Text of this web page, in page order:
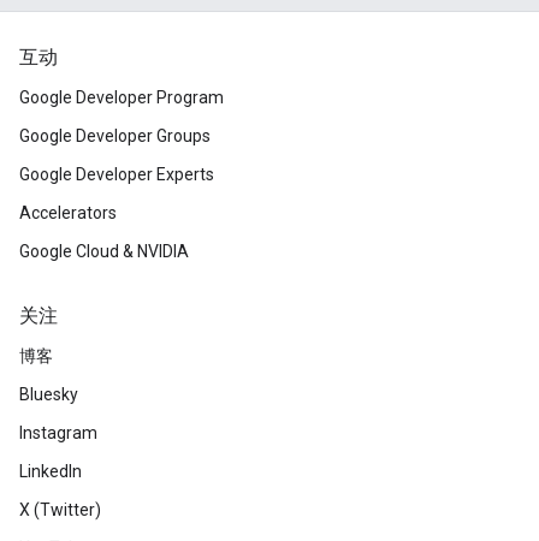
互动
Google Developer Program
Google Developer Groups
Google Developer Experts
Accelerators
Google Cloud & NVIDIA
关注
博客
Bluesky
Instagram
LinkedIn
X (Twitter)